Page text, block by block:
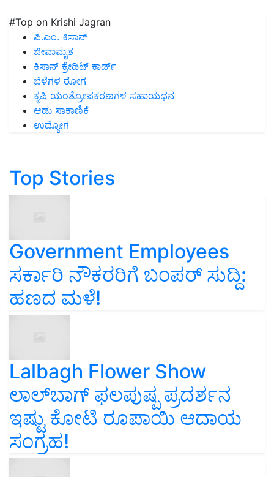
#Top on Krishi Jagran
ಪಿ.ಎಂ. ಕಿಸಾನ್
ಜೀವಾಮೃತ
ಕಿಸಾನ್ ಕ್ರೇಡಿಟ್ ಕಾರ್ಡ್
ಬೆಳೆಗಳ ರೋಗ
ಕೃಷಿ ಯಂತ್ರೋಪಕರಣಗಳ ಸಹಾಯಧನ
ಆಡು ಸಾಕಾಣಿಕೆ
ಉದ್ಯೋಗ
Top Stories
Government Employees
ಸರ್ಕಾರಿ ನೌಕರರಿಗೆ ಬಂಪರ್‌ ಸುದ್ದಿ:
ಹಣದ ಮಳೆ!
Lalbagh Flower Show
ಲಾಲ್‌ಬಾಗ್ ಫಲಪುಷ್ಪ ಪ್ರದರ್ಶನ
ಇಷ್ಟು ಕೋಟಿ ರೂಪಾಯಿ ಆದಾಯ
ಸಂಗ್ರಹ!